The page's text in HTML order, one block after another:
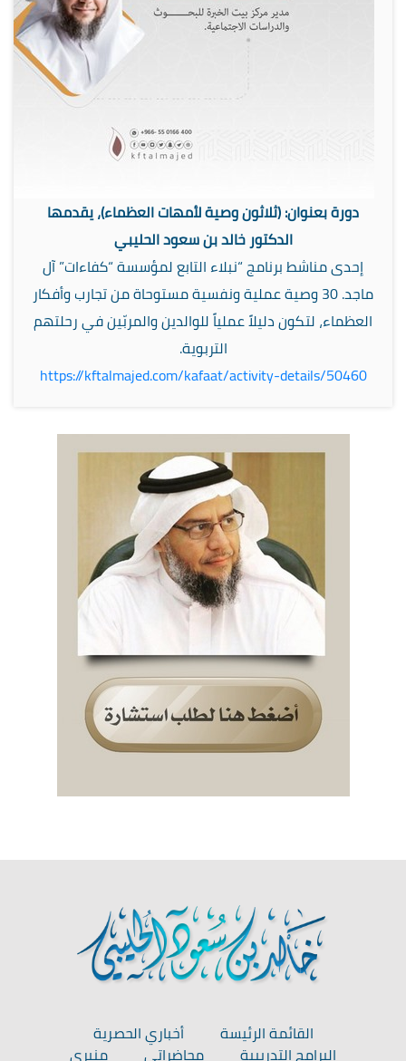
دورة بعنوان: (ثلاثون وصية لأمهات العظماء)، يقدمها
الدكتور خالد بن سعود الحليبي
إحدى مناشط برنامج “نبلاء التابع لمؤسسة “كفاءات” آل
ماجد. 30 وصية عملية ونفسية مستوحاة من تجارب وأفكار
العظماء، لتكون دليلاً عملياً للوالدين والمربّين في رحلتهم
التربوية.
https://kftalmajed.com/kafaat/activity-details/50460
القائمة الرئيسة
أخباري الحصرية
البرامج التدريبية
محاضراتي منبري